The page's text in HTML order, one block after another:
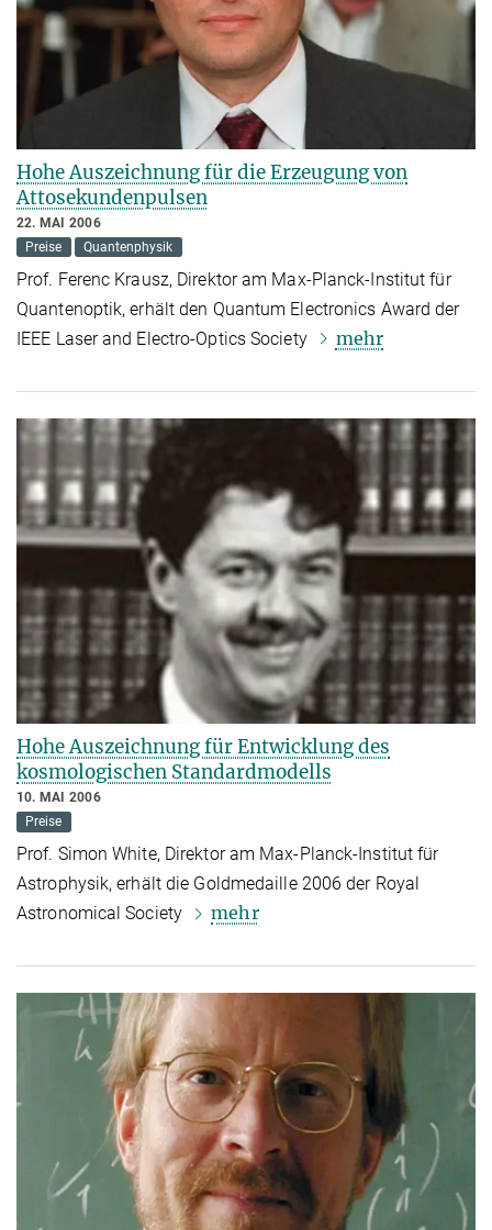
Hohe Auszeichnung für die Erzeugung von
Attosekundenpulsen
22. MAI 2006
Preise
Quantenphysik
Prof. Ferenc Krausz, Direktor am Max-Planck-Institut für
Quantenoptik, erhält den Quantum Electronics Award der
IEEE Laser and Electro-Optics Society
mehr
Hohe Auszeichnung für Entwicklung des
kosmologischen Standardmodells
10. MAI 2006
Preise
Prof. Simon White, Direktor am Max-Planck-Institut für
Astrophysik, erhält die Goldmedaille 2006 der Royal
Astronomical Society
mehr